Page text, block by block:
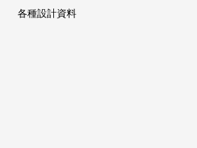
各種設計資料